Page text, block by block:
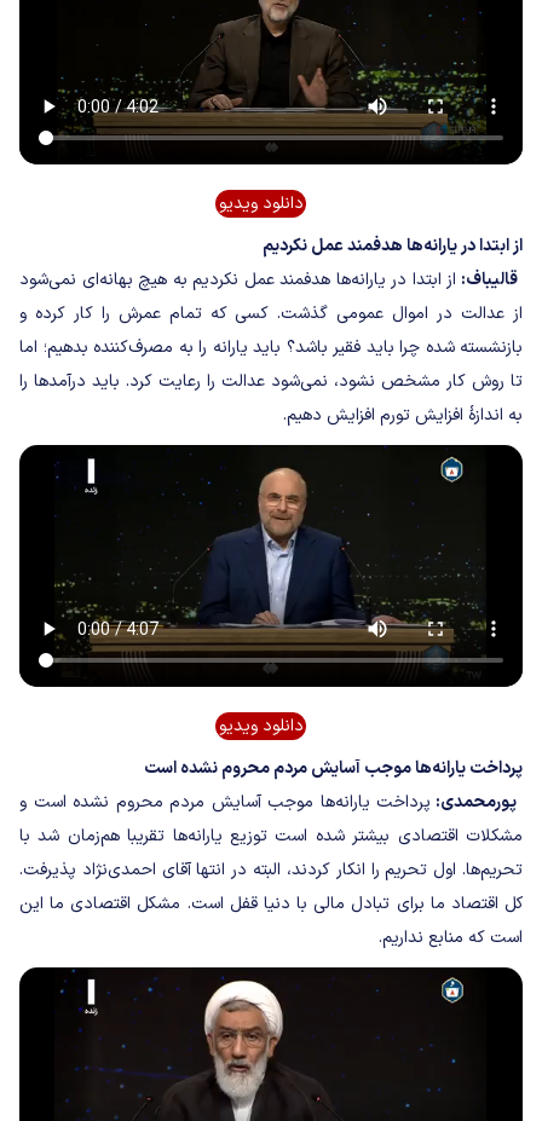
دانلود ویدیو
از ابتدا در یارانه‌ها هدفمند عمل نکردیم
قالیباف: از ابتدا در یارانه‌ها هدفمند عمل نکردیم به هیچ بهانه‌ای نمی‌شود
از عدالت در اموال عمومی گذشت. کسی که تمام عمرش را کار کرده و
بازنشسته شده چرا باید فقیر باشد؟ باید یارانه را به مصرف‌کننده بدهیم؛ اما
تا روش کار مشخص نشود، نمی‌شود عدالت را رعایت کرد. باید درآمدها را
به اندازهٔ افزایش تورم افزایش دهیم.
دانلود ویدیو
پرداخت یارانه‌ها موجب آسایش مردم محروم نشده است
پورمحمدی: پرداخت یارانه‌ها موجب آسایش مردم محروم نشده است و
مشکلات اقتصادی بیشتر شده است توزیع یارانه‌ها تقریبا هم‌زمان شد با
تحریم‌ها. اول تحریم را انکار کردند، البته در انتها آقای احمدی‌نژاد پذیرفت.
کل اقتصاد ما برای تبادل مالی با دنیا قفل است. مشکل اقتصادی ما این
است که منابع نداریم.